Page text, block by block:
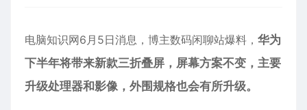
电脑知识网6月5日消息，博主数码闲聊站爆料， 华为
下半年将带来新款三折叠屏，屏幕方案不变，主要
升级处理器和影像，外围规格也会有所升级。